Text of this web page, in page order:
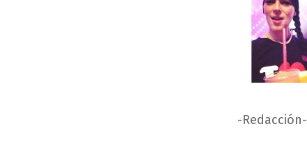
-Redacción-